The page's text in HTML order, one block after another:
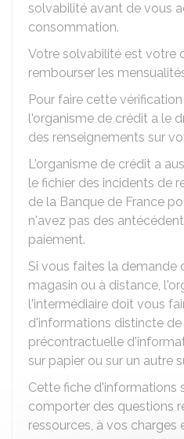
solvabilité avant de vous
consommation.
Votre solvabilité est votre
rembourser les
Pour faire cette
l'organisme de crédit a le
des renseignements sur
L'organisme de crédit a
le fichier des incidents de
de la Banque de France
n'avez pas des
paiement.
Si vous faites la demande
magasin ou à distance,
l'intermédiaire doit vous
d'informations distincte de
précontractuelle
sur papier ou sur un autre
Cette fiche d'informations
comporter des questions
ressources, à vos charges